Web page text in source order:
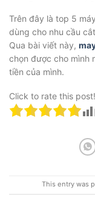
Trên đây là top 5
dùng cho nhu cầu
Qua bài viết này,
chọn được cho mình
tiền của mình.
Click to rate this post!
This entry was